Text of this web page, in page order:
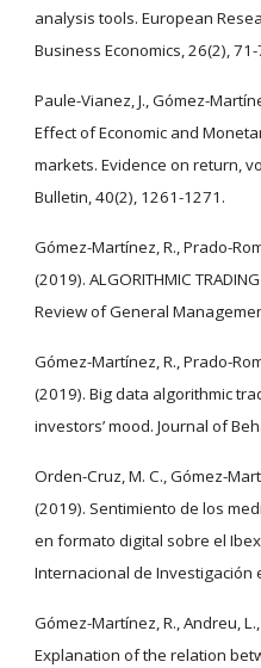
analysis tools. European
Business Economics, 26(2), 71-
Paule-Vianez, J., Gómez-
Effect of Economic and
markets. Evidence on return,
Bulletin, 40(2), 1261-1271.
Gómez-Martínez, R., Prado-
(2019). ALGORITHMIC
Review of General
Gómez-Martínez, R., Prado-
(2019). Big data algorithmic
investors’ mood. Journal of
Orden-Cruz, M. C., Gómez-
(2019). Sentimiento de los
en formato digital sobre el
Internacional de Investigación
Gómez-Martínez, R., Andreu,
Explanation of the relation